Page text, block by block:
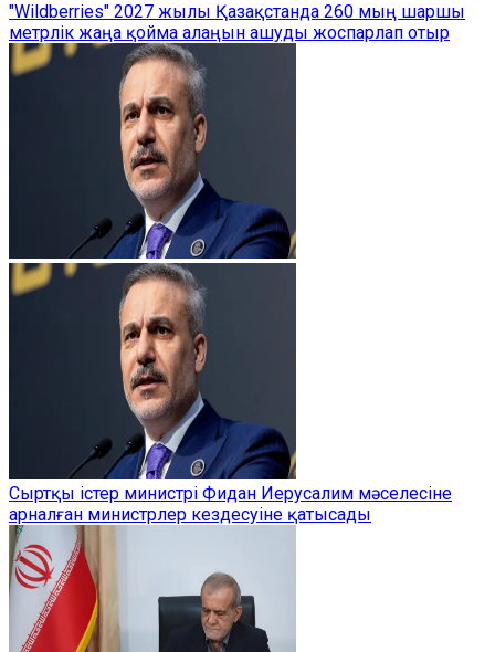
"Wildberries" 2027 жылы Қазақстанда 260 мың шаршы
метрлік жаңа қойма алаңын ашуды жоспарлап отыр
Сыртқы істер министрі Фидан Иерусалим мәселесіне
арналған министрлер кездесуіне қатысады